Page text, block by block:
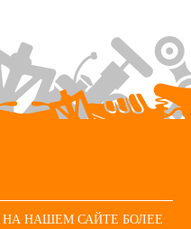
НА НАШЕМ САЙТЕ БОЛЕЕ